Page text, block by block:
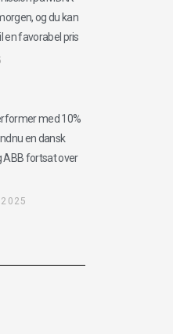
og du kan
en favorabel pris
med 10%
en dansk
ABB fortsat over